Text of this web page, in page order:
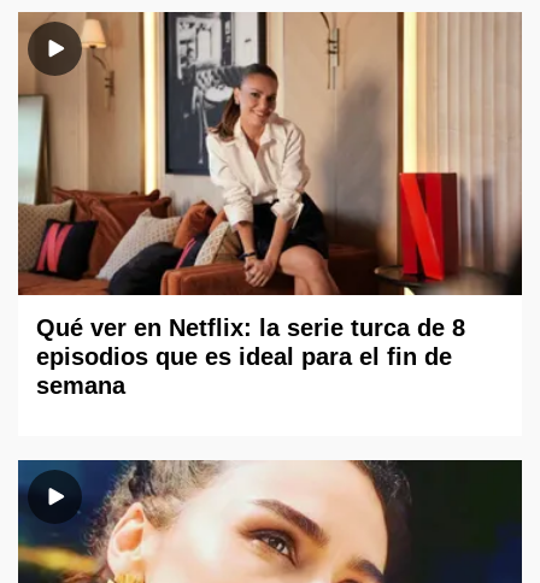
Qué ver en Netflix: la serie turca de 8
episodios que es ideal para el fin de
semana